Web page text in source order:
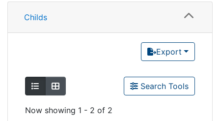
Childs
Export
Show as list
Show as grid Search Tools
Now showing 1 - 2 of 2